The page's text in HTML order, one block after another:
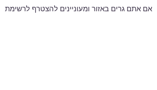
אם אתם גרים באזור ומעוניינים להצטרף לרשימת